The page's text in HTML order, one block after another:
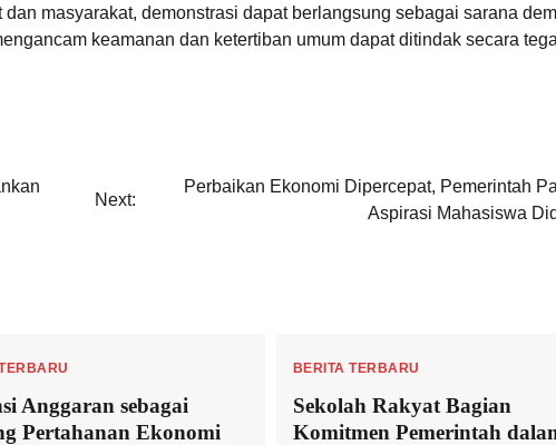
masyarakat, demonstrasi dapat berlangsung sebagai sarana
keamanan dan ketertiban umum dapat ditindak secara
Next:
Perbaikan Ekonomi Dipercepat, Pemerintah
Aspirasi Mahasiswa
Anggaran sebagai
Pertahanan Ekonomi
BERITA TERBARU
Sekolah Rakyat Bagian
Komitmen Pemerintah